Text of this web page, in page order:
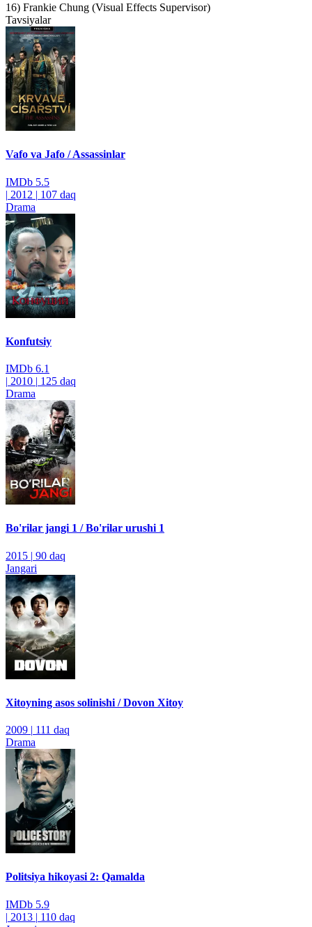
16) Frankie Chung (Visual Effects Supervisor)
Tavsiyalar
Vafo va Jafo / Assassinlar
IMDb 5.5
| 2012 | 107 daq
Drama
Konfutsiy
IMDb 6.1
| 2010 | 125 daq
Drama
Bo'rilar jangi 1 / Bo'rilar urushi 1
2015 | 90 daq
Jangari
Xitoyning asos solinishi / Dovon Xitoy
2009 | 111 daq
Drama
Politsiya hikoyasi 2: Qamalda
IMDb 5.9
| 2013 | 110 daq